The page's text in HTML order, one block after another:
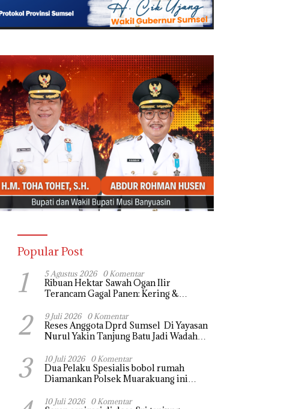
Popular Post
1 5 Agustus 2026 0 Komentar
Ribuan Hektar Sawah Ogan Ilir
Terancam Gagal Panen: Kering &
2 9 Juli 2026 0 Komentar
Reses Anggota Dprd Sumsel Di Yayasan
Nurul Yakin Tanjung Batu Jadi Wadah
Pembangunan Sejumlah Aspirasi di
sampaikan warga
3 10 Juli 2026 0 Komentar
Dua Pelaku Spesialis bobol rumah
Diamankan Polsek Muarakuang ini
10 Juli 2026 0 Komentar